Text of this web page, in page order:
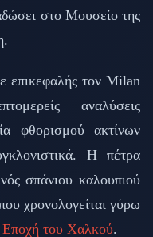
στο Μουσείο της
επικεφαλής τον Milan
αναλύσεις
φθορισμού ακτίνων
Η πέτρα
σπάνιου καλουπιού
χρονολογείται γύρω
Εποχή του Χαλκού.